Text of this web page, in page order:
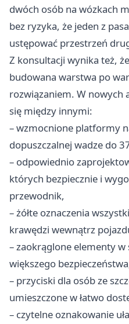
dwóch osób na wózkach
bez ryzyka, że jeden z
ustępować przestrzeń
Z konsultacji wynika też,
budowana warstwa po
rozwiązaniem. W nowych
się między innymi:
– wzmocnione platformy
dopuszczalnej wadze do
– odpowiednio
których bezpiecznie i
przewodnik,
– żółte oznaczenia
krawędzi wewnątrz
– zaokrąglone elementy
większego
– przyciski dla osób ze
umieszczone w łatwo
– czytelne oznakowanie